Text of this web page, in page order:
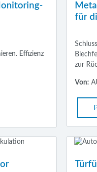
Effizienz
für
zur
Von: